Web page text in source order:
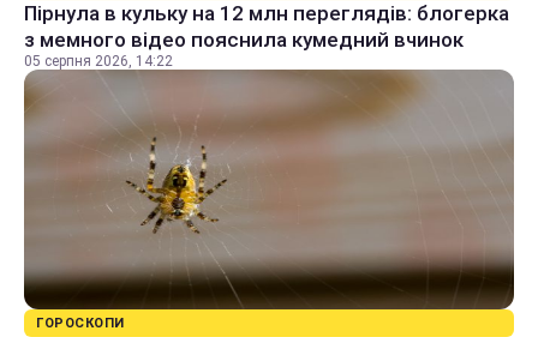
Пірнула в кульку на 12 млн переглядів: блогерка
з мемного відео пояснила кумедний вчинок
05 серпня 2026, 14:22
ГОРОСКОПИ